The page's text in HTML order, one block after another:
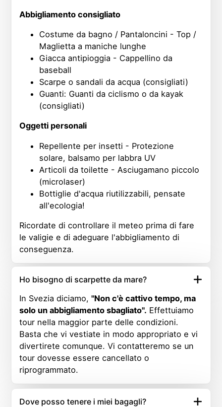
Abbigliamento consigliato
Costume da bagno / Pantaloncini - Top /
Maglietta a maniche lunghe
Giacca antipioggia - Cappellino da
baseball
Scarpe o sandali da acqua (consigliati)
Guanti: Guanti da ciclismo o da kayak
(consigliati)
Oggetti personali
Repellente per insetti - Protezione
solare, balsamo per labbra UV
Articoli da toilette - Asciugamano piccolo
(microlaser)
Bottiglie d'acqua riutilizzabili, pensate
all'ecologia!
Ricordate di controllare il meteo prima di fare
le valigie e di adeguare l'abbigliamento di
conseguenza.
Ho bisogno di scarpette da mare?
In Svezia diciamo,"Non c'è cattivo tempo, ma
solo un abbigliamento sbagliato". Effettuiamo
tour nella maggior parte delle condizioni.
Basta che vi vestiate in modo appropriato e vi
divertirete comunque. Vi contatteremo se un
tour dovesse essere cancellato o
riprogrammato.
Dove posso tenere i miei bagagli?